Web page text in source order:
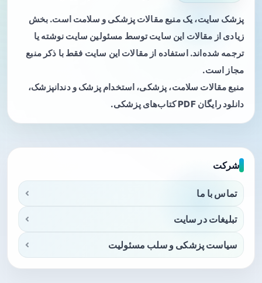
پزشک سایت، یک منبع مقالات پزشکی و سلامت است. بخش
زیادی از مقالات این سایت توسط مسئولین سایت نوشته یا
ترجمه شده‌اند. استفاده از مقالات این سایت فقط با ذکر منبع
مجاز است.
منبع مقالات سلامت، پزشکی، استخدام پزشک و دندانپزشک،
دانلود رایگان PDF کتاب‌های پزشکی.
شرکت
تماس با ما
تبلیغات در سایت
سیاست پزشکی و سلب مسئولیت